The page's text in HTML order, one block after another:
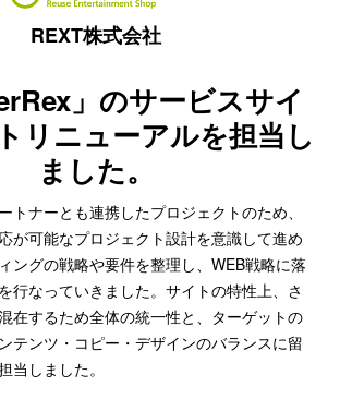
REXT株式会社
」のサービスサイ
リニューアルを担当し
ました。
トナーとも連携したプロジェクトのため、
が可能なプロジェクト設計を意識して進め
ングの戦略や要件を整理し、WEB戦略に落
行なっていきました。サイトの特性上、さ
在するため全体の統一性と、ターゲットの
テンツ・コピー・デザインのバランスに留
当しました。